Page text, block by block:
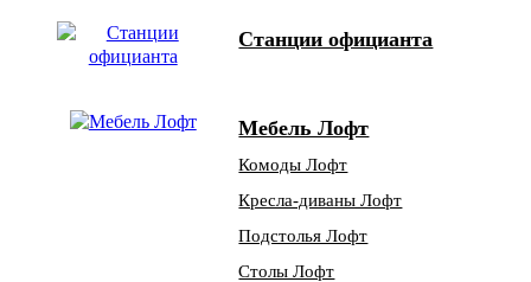
Станции официанта
Мебель Лофт
Комоды Лофт
Кресла-диваны Лофт
Подстолья Лофт
Столы Лофт